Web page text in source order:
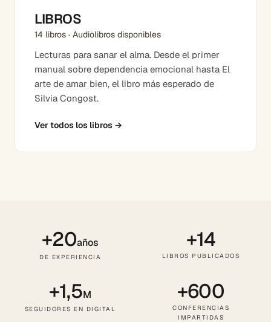
LIBROS
14 libros · Audiolibros disponibles
Lecturas para sanar el alma. Desde el primer
manual sobre dependencia emocional hasta El
arte de amar bien, el libro más esperado de
Silvia Congost.
Ver todos los libros →
+20años
DE EXPERIENCIA
+14
LIBROS PUBLICADOS
+1,5M
SEGUIDORES EN DIGITAL
+600
CONFERENCIAS
IMPARTIDAS